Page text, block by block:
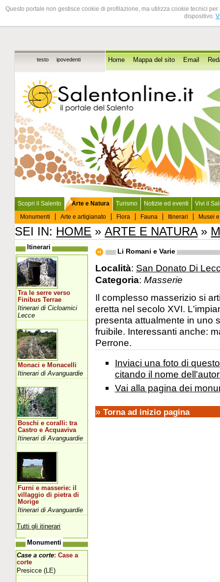
Questo portale non gestisce cookie di profilazione, ma utilizza cookie tecnici
dispositivo.
testo ipovedenti Home Mappa del sito Email
Scopri il Salento
Arte e Natura
Monumenti
Arte e artigianato Flora Fauna Itinerari Musei
Turismo Notizie ed eventi Vivi il
SEI IN: HOME »ARTE E NATURA»
Li Romani e Varie
Località: San Donato Di
Categoria: Masserie
Il complesso masserizio si
eretta nel secolo XVI.
presenta attualmente in uno
fruibile. Interessanti anche:
Perrone.
Inviaci una foto di
citando il nome
Vai alla pagina dei
» Torna ad inizio pagina
Itinerari
Tra le serre verso
Finibus Terrae
Itinerari di Cicloamici
Lecce
Monaci e Monacelli
Itinerari di Avanguardie
Boschi e coralli: tra
Castro e Acquaviva
Itinerari di Avanguardie
Furni e masserie: il
villaggio di pietra di
Morige
Itinerari di Avanguardie
Tutti gli itinerari
Monumenti
Case a corte: Case a
corte
Presicce (LE)